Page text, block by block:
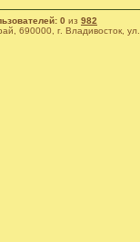
0 из 982
690000, г. Владивосток,